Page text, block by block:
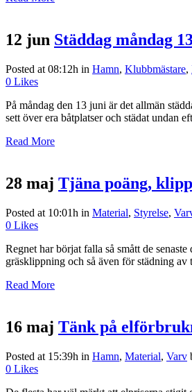
12 jun Städdag måndag
Posted at 08:12h in Hamn, Klubbmästare,
0 Likes
På måndag den 13 juni är det allmän
sett över era båtplatser och städat undan
Read More
28 maj Tjäna poäng,
Posted at 10:01h in Material, Styrelse,
0 Likes
Regnet har börjat falla så smått de
gräsklippning och så även för städning
Read More
16 maj Tänk på
Posted at 15:39h in Hamn, Material, Varv
0 Likes